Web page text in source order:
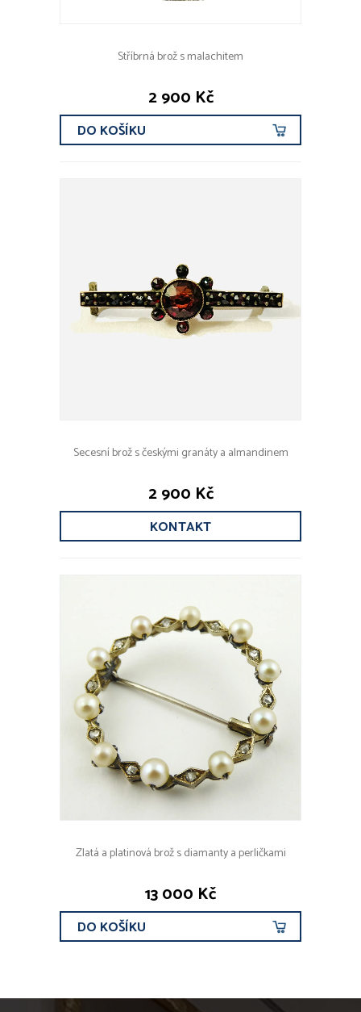
Stříbrná brož s malachitem
2 900 Kč
DO KOŠÍKU
Secesní brož s českými granáty a almandinem
2 900 Kč
KONTAKT
Zlatá a platinová brož s diamanty a perličkami
13 000 Kč
DO KOŠÍKU